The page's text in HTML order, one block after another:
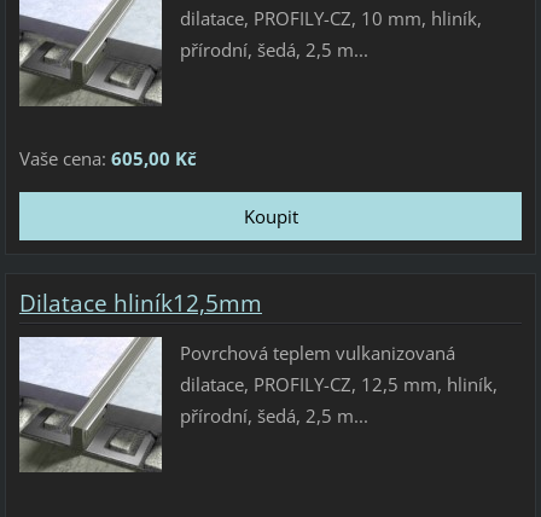
dilatace, PROFILY-CZ, 10 mm, hliník,
přírodní, šedá, 2,5 m...
Vaše cena: 605,00 Kč
Dilatace hliník12,5mm
Povrchová teplem vulkanizovaná
dilatace, PROFILY-CZ, 12,5 mm, hliník,
přírodní, šedá, 2,5 m...